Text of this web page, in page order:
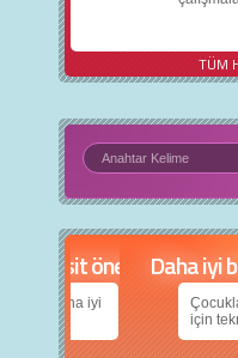
TÜM
5 basit öneri
daha iyi
Daha iyi bir
Çocuklarımıza daha
için teknolojiden nasıl